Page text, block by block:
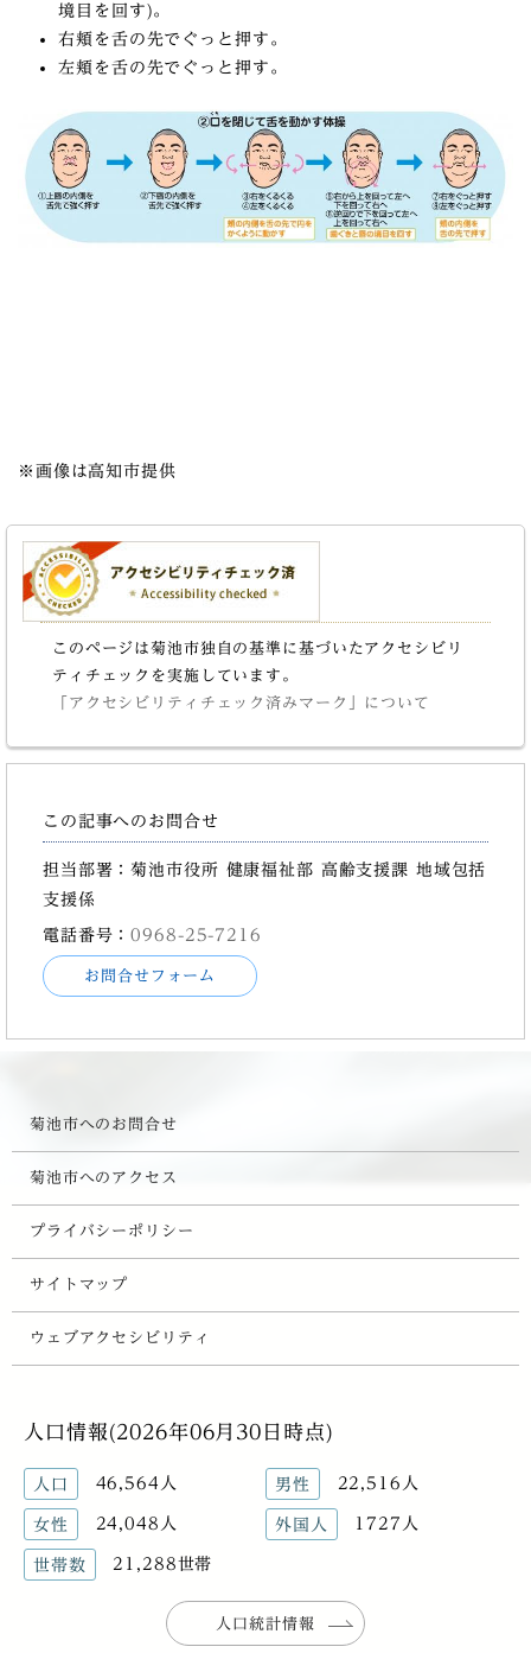
境目を回す)。
右頬を舌の先でぐっと押す。
左頬を舌の先でぐっと押す。
※画像は高知市提供
このページは菊池市独自の基準に基づいたアクセシビリ
ティチェックを実施しています。
「アクセシビリティチェック済みマーク」について
この記事へのお問合せ
担当部署：菊池市役所 健康福祉部 高齢支援課 地域包括
支援係
電話番号：0968-25-7216
お問合せフォーム
菊池市へのお問合せ
菊池市へのアクセス
プライバシーポリシー
サイトマップ
ウェブアクセシビリティ
人口情報(2026年06月30日時点)
人口 46,564人 男性 22,516人
女性 24,048人 外国人 1727人
世帯数 21,288世帯
人口統計情報